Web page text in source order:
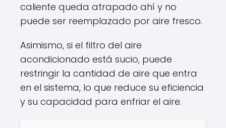
caliente queda atrapado ahí y no
puede ser reemplazado por aire fresco.
Asimismo, si el filtro del aire
acondicionado está sucio, puede
restringir la cantidad de aire que entra
en el sistema, lo que reduce su eficiencia
y su capacidad para enfriar el aire.